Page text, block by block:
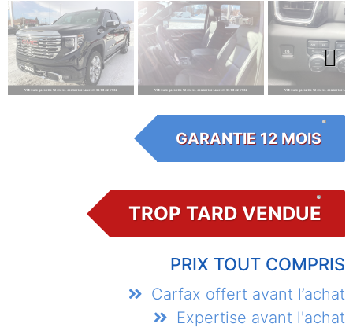
Next
GARANTIE 12 MOIS
TROP TARD VENDUE
PRIX TOUT COMPRIS
Carfax offert avant l’achat
Expertise avant l'achat